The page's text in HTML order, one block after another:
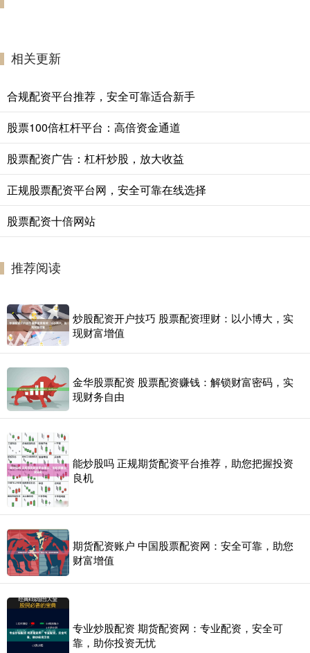
相关更新
合规配资平台推荐，安全可靠适合新手
股票100倍杠杆平台：高倍资金通道
股票配资广告：杠杆炒股，放大收益
正规股票配资平台网，安全可靠在线选择
股票配资十倍网站
推荐阅读
炒股配资开户技巧 股票配资理财：以小博大，实
现财富增值
金华股票配资 股票配资赚钱：解锁财富密码，实
现财务自由
能炒股吗 正规期货配资平台推荐，助您把握投资
良机
期货配资账户 中国股票配资网：安全可靠，助您
财富增值
专业炒股配资 期货配资网：专业配资，安全可
靠，助你投资无忧